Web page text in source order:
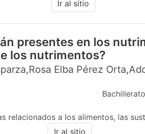
Ir al sitio
presentes en los
los nutrimentos?
Elba Pérez
Bachillerato
relacionados a los alimentos, las
Ir al sitio